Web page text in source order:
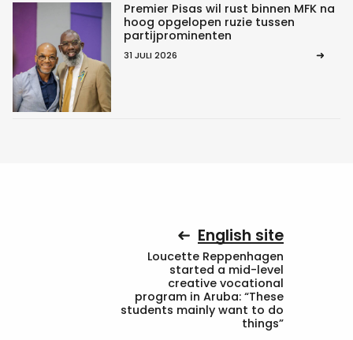
Premier Pisas wil rust binnen MFK na
hoog opgelopen ruzie tussen
partijprominenten
31 JULI 2026
English site
Loucette Reppenhagen
started a mid-level
creative vocational
program in Aruba: “These
students mainly want to do
things”